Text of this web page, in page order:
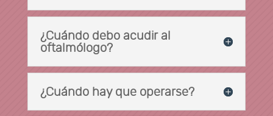
¿Cuándo debo acudir al
oftalmólogo?
¿Cuándo hay que operarse?